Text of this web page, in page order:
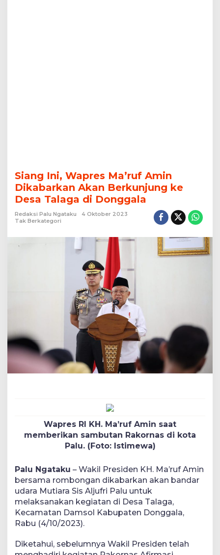
Siang Ini, Wapres Ma’ruf Amin
Dikabarkan Akan Berkunjung ke
Desa Talaga di Donggala
Redaksi Palu Ngataku
4 Oktober 2023
Tak Berkategori
Wapres RI KH. Ma’ruf Amin saat
memberikan sambutan Rakornas di kota
Palu. (Foto: Istimewa)
Palu Ngataku – Wakil Presiden KH. Ma’ruf Amin
bersama rombongan dikabarkan akan bandar
udara Mutiara Sis Aljufri Palu untuk
melaksanakan kegiatan di Desa Talaga,
Kecamatan Damsol Kabupaten Donggala,
Rabu (4/10/2023).
Diketahui, sebelumnya Wakil Presiden telah